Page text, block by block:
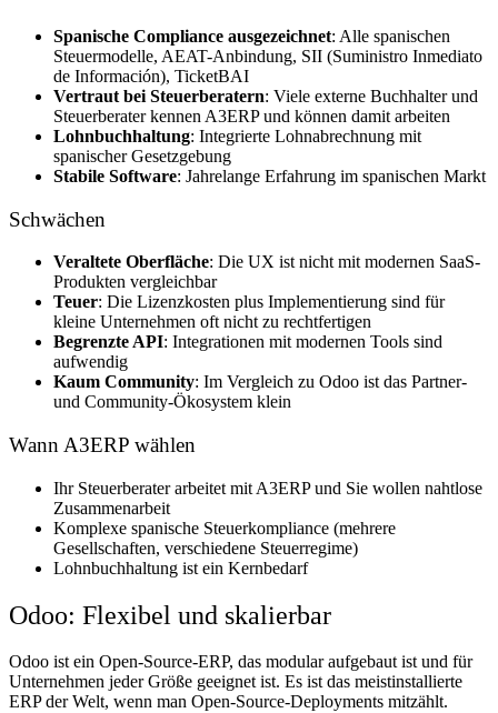
Spanische Compliance ausgezeichnet: Alle spanischen
Steuermodelle, AEAT-Anbindung, SII (Suministro Inmediato
de Información), TicketBAI
Vertraut bei Steuerberatern: Viele externe Buchhalter und
Steuerberater kennen A3ERP und können damit arbeiten
Lohnbuchhaltung: Integrierte Lohnabrechnung mit
spanischer Gesetzgebung
Stabile Software: Jahrelange Erfahrung im spanischen Markt
Schwächen
Veraltete Oberfläche: Die UX ist nicht mit modernen SaaS-
Produkten vergleichbar
Teuer: Die Lizenzkosten plus Implementierung sind für
kleine Unternehmen oft nicht zu rechtfertigen
Begrenzte API: Integrationen mit modernen Tools sind
aufwendig
Kaum Community: Im Vergleich zu Odoo ist das Partner-
und Community-Ökosystem klein
Wann A3ERP wählen
Ihr Steuerberater arbeitet mit A3ERP und Sie wollen nahtlose
Zusammenarbeit
Komplexe spanische Steuerkompliance (mehrere
Gesellschaften, verschiedene Steuerregime)
Lohnbuchhaltung ist ein Kernbedarf
Odoo: Flexibel und skalierbar
Odoo ist ein Open-Source-ERP, das modular aufgebaut ist und für
Unternehmen jeder Größe geeignet ist. Es ist das meistinstallierte
ERP der Welt, wenn man Open-Source-Deployments mitzählt.